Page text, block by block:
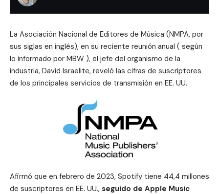
La Asociación Nacional de Editores de Música (NMPA, por
sus siglas en inglés), en su reciente reunión anual ( según
lo informado por MBW ), el jefe del organismo de la
industria, David Israelite, reveló las cifras de suscriptores
de los principales servicios de transmisión en EE. UU.
Afirmó que en febrero de 2023, Spotify tiene 44,4 millones
de suscriptores en EE. UU., seguido de Apple Music